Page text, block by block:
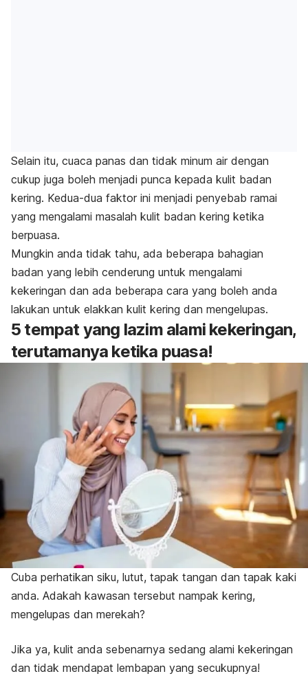
Selain itu, cuaca panas dan tidak minum air dengan
cukup juga boleh menjadi punca kepada kulit badan
kering. Kedua-dua faktor ini menjadi penyebab ramai
yang mengalami masalah kulit badan kering ketika
berpuasa.
Mungkin anda tidak tahu, ada beberapa bahagian
badan yang lebih cenderung untuk mengalami
kekeringan dan ada beberapa cara yang boleh anda
lakukan untuk elakkan kulit kering dan mengelupas.
5 tempat yang lazim alami kekeringan,
terutamanya ketika puasa!
Cuba perhatikan siku, lutut, tapak tangan dan tapak kaki
anda. Adakah kawasan tersebut nampak kering,
mengelupas dan merekah?
Jika ya, kulit anda sebenarnya sedang alami kekeringan
dan tidak mendapat lembapan yang secukupnya!